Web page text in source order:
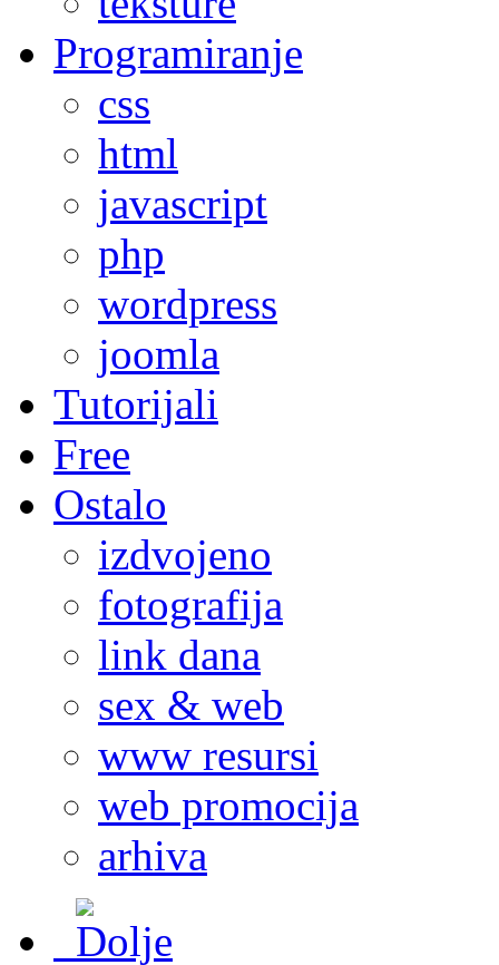
Programiranje
css
html
javascript
php
wordpress
joomla
Tutorijali
Free
Ostalo
izdvojeno
fotografija
link dana
sex & web
www resursi
web promocija
arhiva